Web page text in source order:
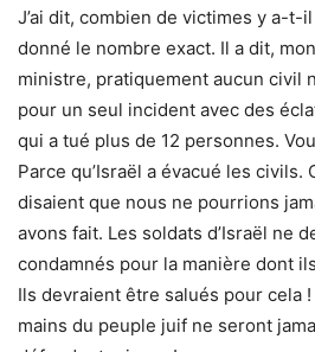
J’ai dit, combien de victimes y a-t-il
donné le nombre exact. Il a dit,
ministre, pratiquement aucun civil
pour un seul incident avec des
qui a tué plus de 12 personnes.
Parce qu’Israël a évacué les civils.
disaient que nous ne pourrions
avons fait. Les soldats d’Israël ne
condamnés pour la manière dont
Ils devraient être salués pour cela
mains du peuple juif ne seront